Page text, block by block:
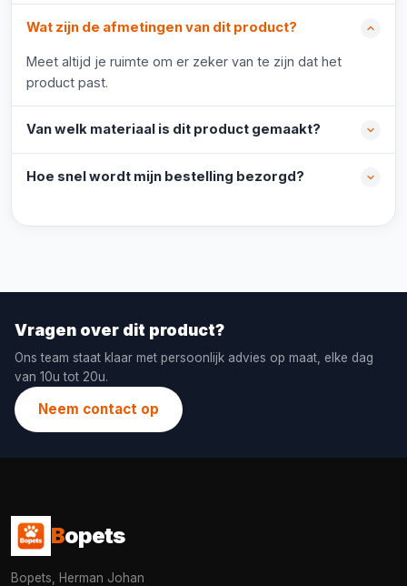
Wat zijn de afmetingen van dit product?
Meet altijd je ruimte om er zeker van te zijn dat het
product past.
Van welk materiaal is dit product gemaakt?
Hoe snel wordt mijn bestelling bezorgd?
Vragen over dit product?
Ons team staat klaar met persoonlijk advies op maat, elke dag
van 10u tot 20u.
Neem contact op
Bopets
Bopets, Herman Johan